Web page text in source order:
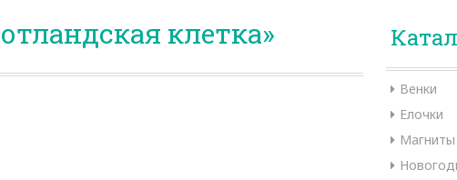
клетка»
Венки
Елочки
Магниты